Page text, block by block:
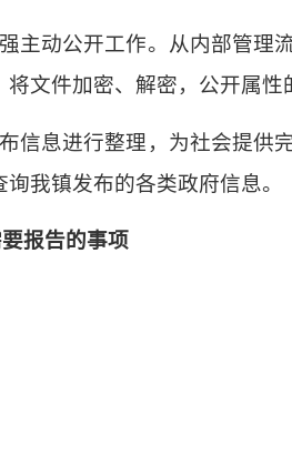
主动公开工作。从内部管理
将文件加密、解密，公开属
信息进行整理，为社会提供
我镇发布的各类政府信息。
报告的事项